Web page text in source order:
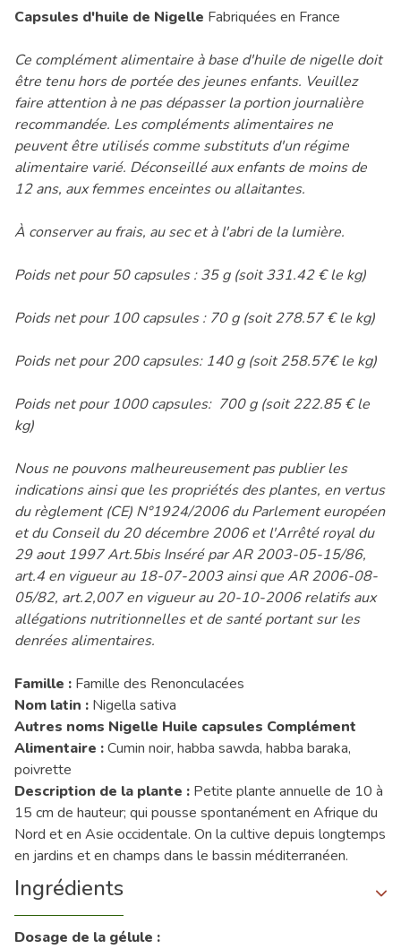
Capsules d'huile de Nigelle Fabriquées en France
Ce complément alimentaire à base d'huile de nigelle doit
être tenu hors de portée des jeunes enfants. Veuillez
faire attention à ne pas dépasser la portion journalière
recommandée. Les compléments alimentaires ne
peuvent être utilisés comme substituts d'un régime
alimentaire varié. Déconseillé aux enfants de moins de
12 ans, aux femmes enceintes ou allaitantes.
À conserver au frais, au sec et à l'abri de la lumière.
Poids net pour 50 capsules : 35 g (soit 331.42 € le kg)
Poids net pour 100 capsules : 70 g (soit 278.57 € le kg)
Poids net pour 200 capsules: 140 g (soit 258.57€ le kg)
Poids net pour 1000 capsules: 700 g (soit 222.85 € le
kg)
Nous ne pouvons malheureusement pas publier les
indications ainsi que les propriétés des plantes, en vertus
du règlement (CE) N°1924/2006 du Parlement européen
et du Conseil du 20 décembre 2006 et l'Arrêté royal du
29 aout 1997 Art.5bis Inséré par AR 2003-05-15/86,
art.4 en vigueur au 18-07-2003 ainsi que AR 2006-08-
05/82, art.2,007 en vigueur au 20-10-2006 relatifs aux
allégations nutritionnelles et de santé portant sur les
denrées alimentaires.
Famille : Famille des Renonculacées
Nom latin : Nigella sativa
Autres noms Nigelle Huile capsules Complément
Alimentaire :Cumin noir, habba sawda, habba baraka,
poivrette
Description de la plante : Petite plante annuelle de 10 à
15 cm de hauteur; qui pousse spontanément en Afrique du
Nord et en Asie occidentale. On la cultive depuis longtemps
en jardins et en champs dans le bassin méditerranéen.
Ingrédients
Dosage de la gélule :